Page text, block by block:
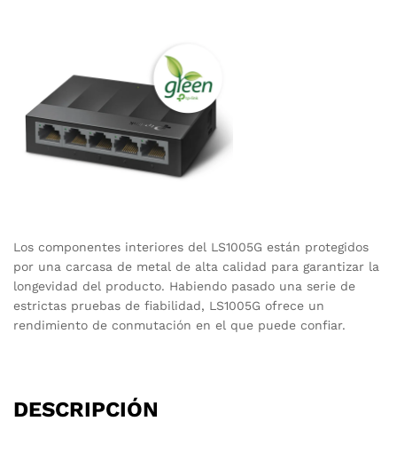
Los componentes interiores del LS1005G están protegidos
por una carcasa de metal de alta calidad para garantizar la
longevidad del producto. Habiendo pasado una serie de
estrictas pruebas de fiabilidad, LS1005G ofrece un
rendimiento de conmutación en el que puede confiar.
DESCRIPCIÓN